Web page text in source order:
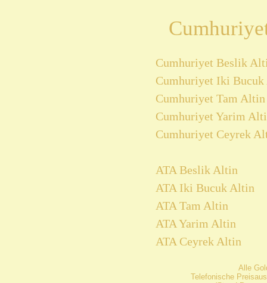
Cumhuriyet Beslik
Cumhuriyet Iki
Cumhuriyet Tam
Cumhuriyet Yarim
Cumhuriyet Ceyrek
ATA Beslik Altin
ATA Iki Bucuk Altin
ATA Tam Altin
ATA Yarim Altin
ATA Ceyrek Altin
Alle
Telefonische